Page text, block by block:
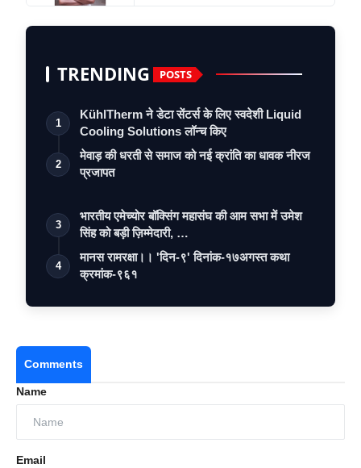
TRENDING POSTS
1
KühlTherm ने डेटा सेंटर्स के लिए स्वदेशी Liquid
Cooling Solutions लॉन्च किए
2
मेवाड़ की धरती से समाज को नई क्रांति का धावक नीरज
प्रजापत
3
भारतीय एमेच्योर बॉक्सिंग महासंघ की आम सभा में उमेश
सिंह को बड़ी ज़िम्मेदारी, …
4
मानस रामरक्षा।। 'दिन-९' दिनांक-१७अगस्त कथा
क्रमांक-९६१
Comments
Name
Email